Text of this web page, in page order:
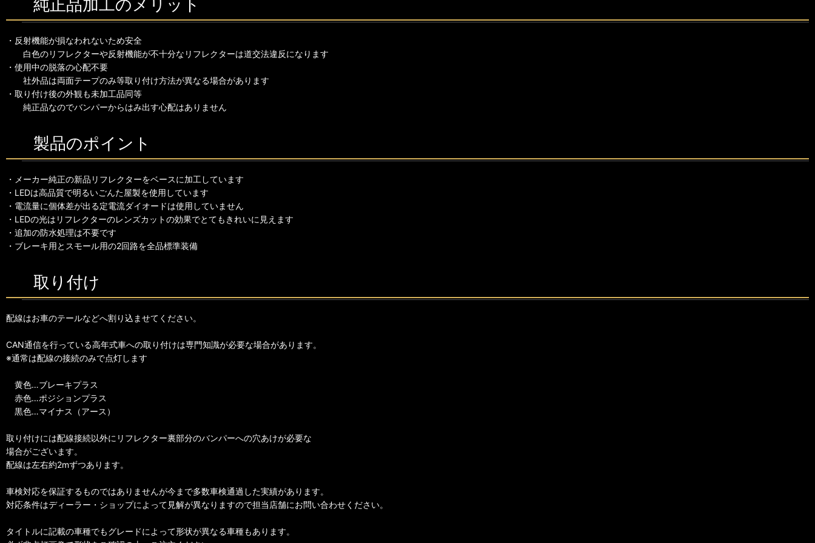
純正品加工のメリット
・反射機能が損なわれないため安全
白色のリフレクターや反射機能が不十分なリフレクターは道交法違反になります
・使用中の脱落の心配不要
社外品は両面テープのみ等取り付け方法が異なる場合があります
・取り付け後の外観も未加工品同等
純正品なのでバンパーからはみ出す心配はありません
製品のポイント
・メーカー純正の新品リフレクターをベースに加工しています
・LEDは高品質で明るいごんた屋製を使用しています
・電流量に個体差が出る定電流ダイオードは使用していません
・LEDの光はリフレクターのレンズカットの効果でとてもきれいに見えます
・追加の防水処理は不要です
・ブレーキ用とスモール用の2回路を全品標準装備
取り付け
配線はお車のテールなどへ割り込ませてください。
CAN通信を行っている高年式車への取り付けは専門知識が必要な場合があります。
※通常は配線の接続のみで点灯します
黄色…ブレーキプラス
赤色…ポジションプラス
黒色…マイナス（アース）
取り付けには配線接続以外にリフレクター裏部分のバンパーへの穴あけが必要な
場合がございます。
配線は左右約2mずつあります。
車検対応を保証するものではありませんが今まで多数車検通過した実績があります。
対応条件はディーラー・ショップによって見解が異なりますので担当店舗にお問い合わせください。
タイトルに記載の車種でもグレードによって形状が異なる車種もあります。